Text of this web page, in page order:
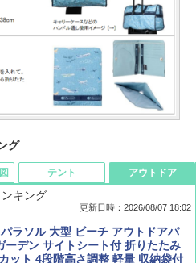
グ
ーファン ２０２６年 ９月号 [雑
ＳＮＥＹ ＦＡＮ)
来【完全版】
テント
ーズコレクション 山善] ポップアッ
傘みたいに広げて畳める パッとサ
シェード キューブ フルクローズ メ
アウトドア
キング
更新日時：2026/08/07 18:02
ラソル 大型 ビーチ アウトドアパ
ーデン サイトシート付 折りたたみ
ット 4段階高さ調整 軽量 収納袋付